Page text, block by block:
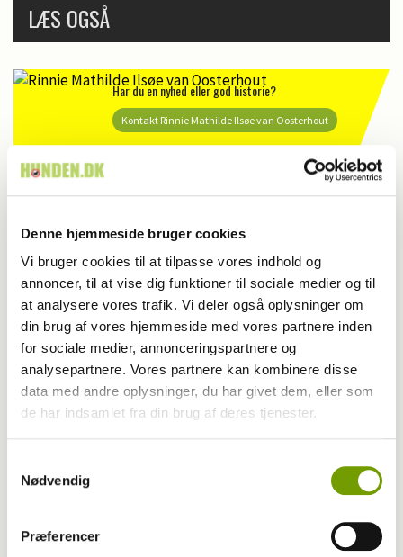
Denne hjemmeside bruger cookies
Vi bruger cookies til at tilpasse vores indhold og
annoncer, til at vise dig funktioner til sociale medier og til
at analysere vores trafik. Vi deler også oplysninger om
din brug af vores hjemmeside med vores partnere inden
for sociale medier, annonceringspartnere og
analysepartnere. Vores partnere kan kombinere disse
data med andre oplysninger, du har givet dem, eller som
de har indsamlet fra din brug af deres tjenester.
Nødvendig
Præferencer
LÆS OGSÅ
Har du en nyhed eller god historie?
Kontakt Rinnie Mathilde Ilsøe van Oosterhout
MEST LÆSTE